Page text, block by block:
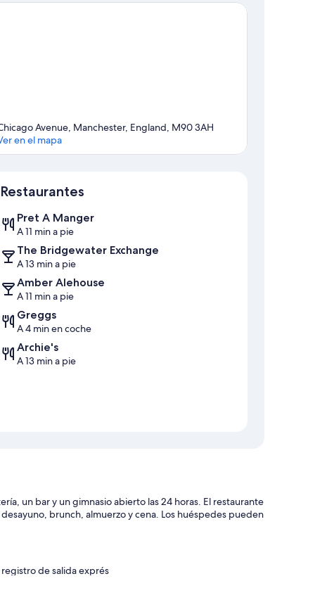
Avenue, Manchester, England, M90 3AH
en el mapa
Restaurantes
Pret A Manger
A 11 min a pie
The Bridgewater Exchange
A 13 min a pie
Amber Alehouse
A 11 min a pie
Greggs
A 4 min en coche
Archie's
A 13 min a pie
un bar y un gimnasio abierto las 24 horas. El restaurante
brunch, almuerzo y cena. Los huéspedes pueden
de salida exprés
de equipaje